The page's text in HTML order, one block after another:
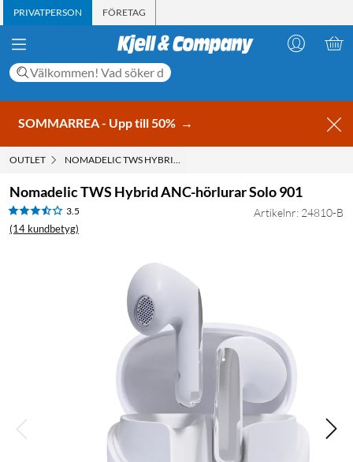
PRIVATPERSON FÖRETAG
SOMMARREA - Upp till 50% →
OUTLET NOMADELIC TWS HYBRID ANC-HÖRLURAR SOLO 901
Nomadelic TWS Hybrid ANC-hörlurar Solo 901
3.5
(14 kundbetyg)
Artikelnr: 24810-B